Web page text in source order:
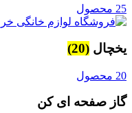
25 محصول
یخچال (20)
20 محصول
گاز صفحه ای کن